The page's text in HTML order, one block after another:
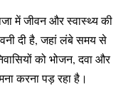
में जीवन और स्वास्थ्य की
दी है, जहां लंबे समय से
को भोजन, दवा और
करना पड़ रहा है।